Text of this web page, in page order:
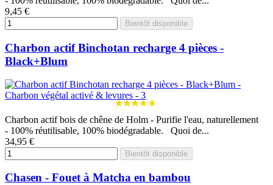
9,45 €
Bientôt disponible
Charbon actif Binchotan recharge 4 pièces -
Black+Blum
Charbon actif bois de chêne de Holm - Purifie l'eau, naturellement
- 100% réutilisable, 100% biodégradable. Quoi de...
34,95 €
Bientôt disponible
Chasen - Fouet à Matcha en bambou